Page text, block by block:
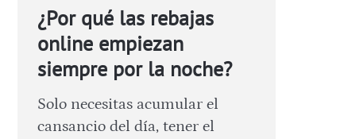
¿Por qué las rebajas
online empiezan
siempre por la noche?
Solo necesitas acumular el
cansancio del día, tener el